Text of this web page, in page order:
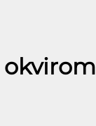
okvirom